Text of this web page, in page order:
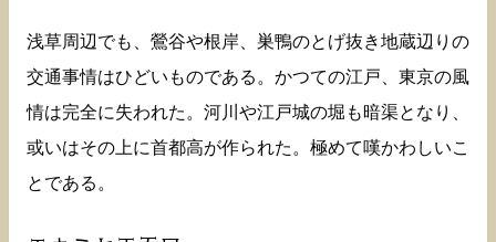
浅草周辺でも、鶯谷や根岸、巣鴨のとげ抜き地蔵辺りの
交通事情はひどいものである。かつての江戸、東京の風
情は完全に失われた。河川や江戸城の堀も暗渠となり、
或いはその上に首都高が作られた。極めて嘆かわしいこ
とである。